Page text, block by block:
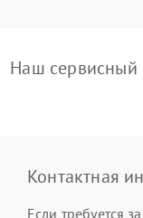
Наш сервисный
Контактная
Если требуется